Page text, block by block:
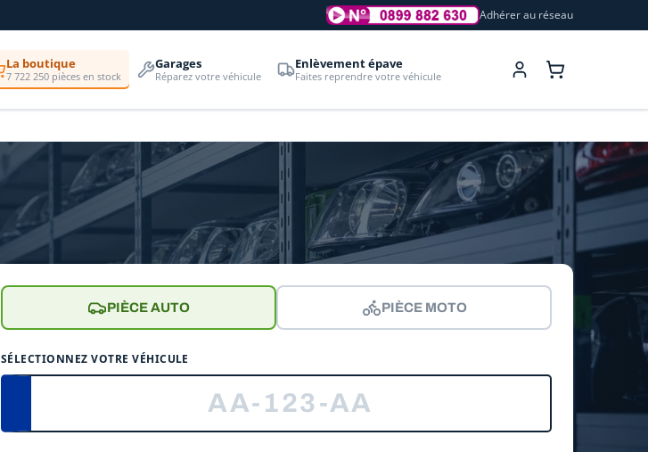
Adhérer au réseau
La boutique
7 722 250 pièces en stock
Garages
Réparez votre véhicule
Enlèvement épave
Faites reprendre votre véhicule
PIÈCE AUTO PIÈCE MOTO
SÉLECTIONNEZ VOTRE VÉHICULE